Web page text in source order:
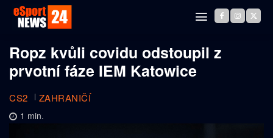
Ropz kvůli covidu odstoupil z
prvotní fáze IEM Katowice
CS2 ZAHRANIČÍ
1 min.